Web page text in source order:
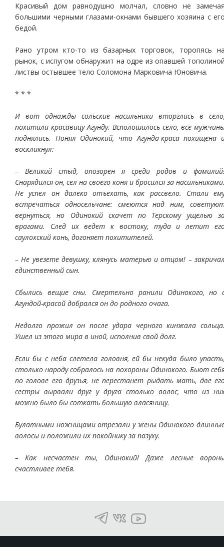
Красивый дом равнодушно молчал, словно не
большими черными глазами-окнами бывшего хозяина с
бедой.
Рано утром кто-то из базарных торговок, торопясь
рынок, с испугом обнаружит на одре из опавшей
листвы остывшее тело Соломона Марковича Юновича.
* * *
И вот однажды сольские насильники вторглись в
похитили красавицу Агунду. Всполошилось село, все
поднялись. Понял Одинокий, что Агунда-краса похищена
воскликнул:
– Великий стыд, опозорен я среди родов и
Снарядился он, сел на своего коня и бросился за
Не успел он далеко отъехать, как рассвело. Стали
встречаться односельчане: смеются над ним,
вернуться, но Одинокий скачет по Терскому ущелью
врагами. След их ведет к востоку, туда и летит
саулохский конь, догоняет похитителей.
– Не увезете девушку, клянусь матерью и отцом! –
единственный сын.
Сбылись вещие сны. Смертельно ранили Одинокого, но
Агундой-красой добрался он до родного очага.
Недолго прожил он после удара черного кинжала
Ушел из этого мира в иной, исполнив свой долг.
Если бы с неба слетела головня, ей бы некуда было
столько народу собралось на похороны Одинокого. Бьют
по голове его друзья, не перестанет рыдать мать, две
сестры вырвали друг у друга столько волос, что из
можно было бы соткать большую власяницу.
Булатными ножницами отрезали у жены Одинокого
волосы и положили их покойнику за пазуху.
– Как несчастен ты, Одинокий! Даже лесные
счастливее тебя.